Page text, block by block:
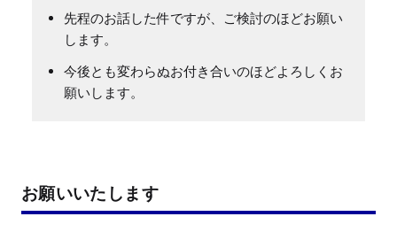
先程のお話した件ですが、ご検討のほどお願い
します。
今後とも変わらぬお付き合いのほどよろしくお
願いします。
お願いいたします